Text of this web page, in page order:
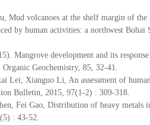
Mud volcanoes at the shelf margin of
by human activities: a northwest Bohai
Mangrove development and its
Organic Geochemistry, 85, 32-41.
Lei, Xianguo Li, An assessment of
Bulletin, 2015, 97(1-2) : 309-318.
Fei Gao, Distribution of heavy metals
: 43-52.